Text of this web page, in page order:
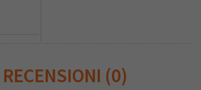
RECENSIONI (0)